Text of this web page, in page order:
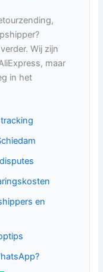
Wij zijn
maar
in het
en